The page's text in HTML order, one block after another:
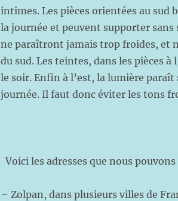
intimes. Les pièces orientées au
la journée et peuvent supporter
ne paraîtront jamais trop froides, et
du sud. Les teintes, dans les pièces
le soir. Enfin à l’est, la lumière
journée. Il faut donc éviter les tons
Voici les adresses que nous
– Zolpan, dans plusieurs villes de